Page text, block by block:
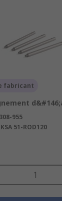
fabricant
308-955
51-ROD120